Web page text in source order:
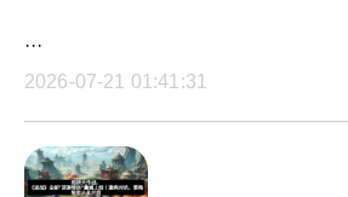
···
2026-07-21 01:41:31